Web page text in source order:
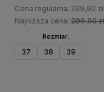
Cena regularna: 299,90 zł
Najniższa cena: 299,90 zł
Rozmiar:
37 38 39